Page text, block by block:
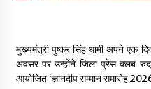
May 13,
मुख्यमंत्री पुष्कर सिंह धामी अपने एक
अवसर पर उन्होंने जिला प्रेस क्लब
आयोजित ‘ज्ञानदीप सम्मान समारोह